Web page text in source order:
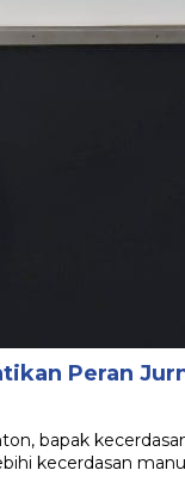
Peran
bapak
kecerdasan